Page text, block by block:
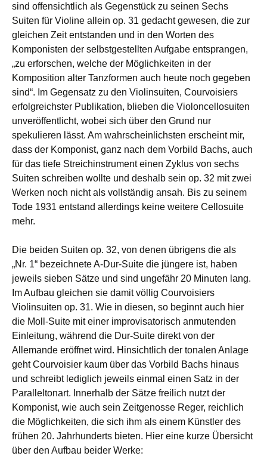
sind offensichtlich als Gegenstück zu seinen Sechs
Suiten für Violine allein op. 31 gedacht gewesen, die zur
gleichen Zeit entstanden und in den Worten des
Komponisten der selbstgestellten Aufgabe entsprangen,
„zu erforschen, welche der Möglichkeiten in der
Komposition alter Tanzformen auch heute noch gegeben
sind“. Im Gegensatz zu den Violinsuiten, Courvoisiers
erfolgreichster Publikation, blieben die Violoncellosuiten
unveröffentlicht, wobei sich über den Grund nur
spekulieren lässt. Am wahrscheinlichsten erscheint mir,
dass der Komponist, ganz nach dem Vorbild Bachs, auch
für das tiefe Streichinstrument einen Zyklus von sechs
Suiten schreiben wollte und deshalb sein op. 32 mit zwei
Werken noch nicht als vollständig ansah. Bis zu seinem
Tode 1931 entstand allerdings keine weitere Cellosuite
mehr.
Die beiden Suiten op. 32, von denen übrigens die als
„Nr. 1“ bezeichnete A-Dur-Suite die jüngere ist, haben
jeweils sieben Sätze und sind ungefähr 20 Minuten lang.
Im Aufbau gleichen sie damit völlig Courvoisiers
Violinsuiten op. 31. Wie in diesen, so beginnt auch hier
die Moll-Suite mit einer improvisatorisch anmutenden
Einleitung, während die Dur-Suite direkt von der
Allemande eröffnet wird. Hinsichtlich der tonalen Anlage
geht Courvoisier kaum über das Vorbild Bachs hinaus
und schreibt lediglich jeweils einmal einen Satz in der
Paralleltonart. Innerhalb der Sätze freilich nutzt der
Komponist, wie auch sein Zeitgenosse Reger, reichlich
die Möglichkeiten, die sich ihm als einem Künstler des
frühen 20. Jahrhunderts bieten. Hier eine kurze Übersicht
über den Aufbau beider Werke: